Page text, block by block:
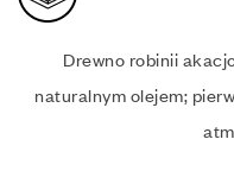
Drewno robinii
naturalnym olejem;